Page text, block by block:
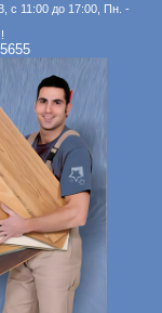
с 11:00 до 17:00, Пн. -